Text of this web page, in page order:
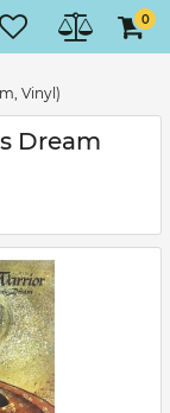
0
Vinyl)
Dream